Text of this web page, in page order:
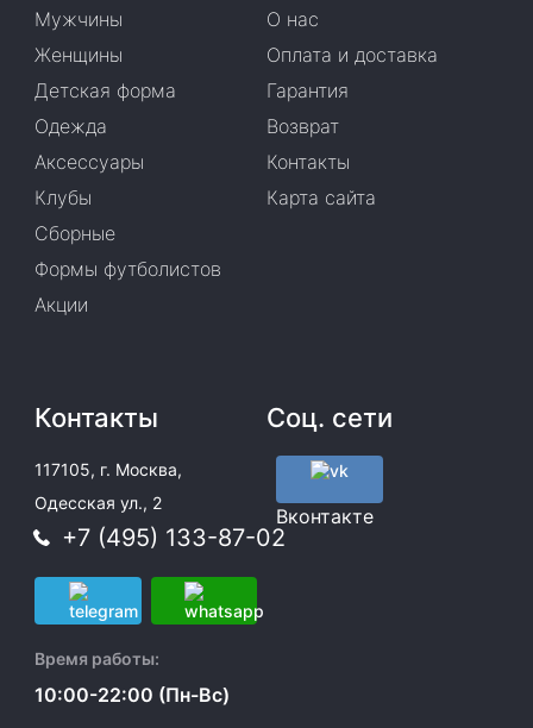
Мужчины
Женщины
Детская форма
Одежда
Аксессуары
Клубы
Сборные
Формы футболистов
Акции
О нас
Оплата и доставка
Гарантия
Возврат
Контакты
Карта сайта
Контакты
117105, г. Москва,
Одесская ул., 2
+7 (495) 133-87-02
Время работы:
10:00-22:00 (Пн-Вс)
Соц. сети
Вконтакте